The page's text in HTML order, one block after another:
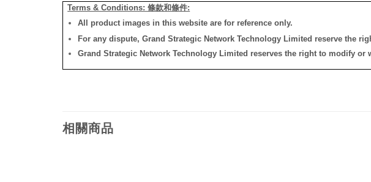
Terms & Conditions: 條款和條件:
All product images in this website are for reference only.
For any dispute, Grand Strategic Network Technology Limited reserve the
Grand Strategic Network Technology Limited reserves the right to modify
相關商品